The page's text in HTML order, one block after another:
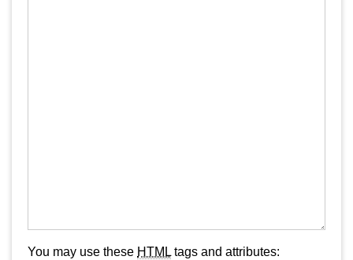
You may use these HTMLtags and attributes: